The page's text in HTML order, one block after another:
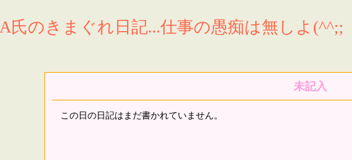
A氏のきまぐれ日記...仕事の愚痴は無しよ(^^;;
未記入
この日の日記はまだ書かれていません。